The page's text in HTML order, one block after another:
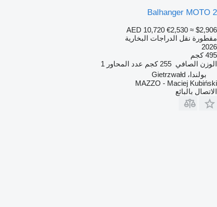
Balhanger MOTO 2
AED 10,720 €2,530 ≈ $2,906
مقطورة نقل الدراجات البخارية
2026
495 كجم
الوزن الصافي 255 كجم عدد المحاور 1
بولندا، Gietrzwałd
MAZZO - Maciej Kubiński
الاتصال بالبائع